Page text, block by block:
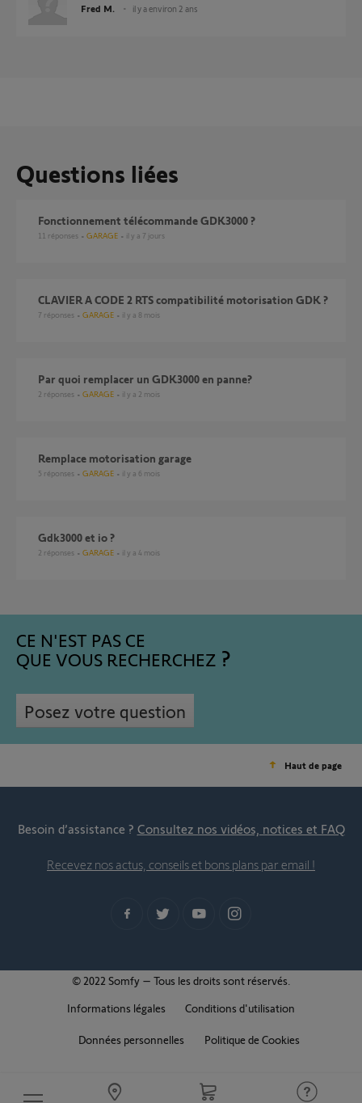
Fred M. il y a environ 2 ans
Questions liées
Fonctionnement télécommande GDK3000 ?
11 réponses GARAGE il y a 7 jours
CLAVIER A CODE 2 RTS compatibilité motorisation GDK ?
7 réponses GARAGE il y a 8 mois
Par quoi remplacer un GDK3000 en panne?
2 réponses GARAGE il y a 2 mois
Remplace motorisation garage
5 réponses GARAGE il y a 6 mois
gdk3000 et io ?
2 réponses GARAGE il y a 4 mois
CE N'EST PAS CE
QUE VOUS RECHERCHEZ
Posez votre question
Haut de page
Besoin d’assistance ? Consultez nos vidéos, notices et FAQ
Recevez nos actus, conseils et bons plans par email !
© 2022 Somfy – Tous les droits sont réservés.
Informations légales
Conditions d'utilisation
Données personnelles Politique de Cookies